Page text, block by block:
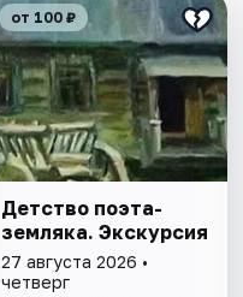
от 100 ₽
Детство поэта-
земляка. Экскурсия
27 августа 2026 •
четверг